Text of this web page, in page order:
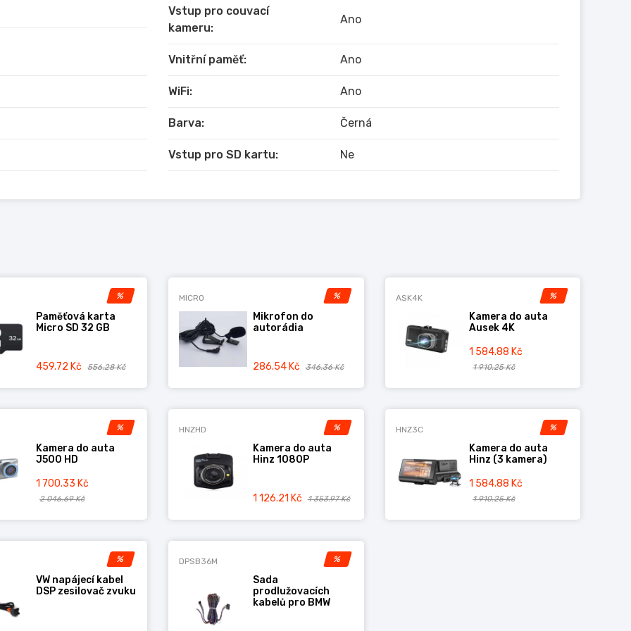
Maps Navigation, atd.
iPhone a Android na displej Car HiFi
mikrofon, Rádiová anténa, GPS anténa, Subwoofer
Youtube, Netflix, HBOGo atd
Viber atd.
vzhledem, kabelový svazek napájecího kabelu specifický pro automobil,2xUSB kabel, RCA kabel,
výrobci, které mohou být kdykoli změněny bez předchozího upozornění. Informujtese prosím před
odpovědnost za změny nebo odchylky! Výše uvedený obrázek je vněkterých případech jenom
Vstup pro couvací
kameru:
Ano
Vnitřní paměť: Ano
WiFi: Ano
Barva: Černá
Vstup pro SD kartu: Ne
%
Paměťová karta
Micro SD 32 GB
459.72 Kč 556.28 Kč
%
MICRO
Mikrofon do
autorádia
286.54 Kč 346.36 Kč
%
ASK4K
Kamera do auta
Ausek 4K
1 584.88 Kč
1 910.25 Kč
%
Kamera do auta
J500 HD
1 700.33 Kč
2 046.69 Kč
%
HNZHD
Kamera do auta
Hinz 1080P
1 126.21 Kč 1 353.97 Kč
%
HNZ3C
Kamera do auta
Hinz (3 kamera)
1 584.88 Kč
1 910.25 Kč
%
VW napájecí kabel
DSP zesilovač zvuku
%
DPSB36M
Sada
prodlužovacích
kabelů pro BMW